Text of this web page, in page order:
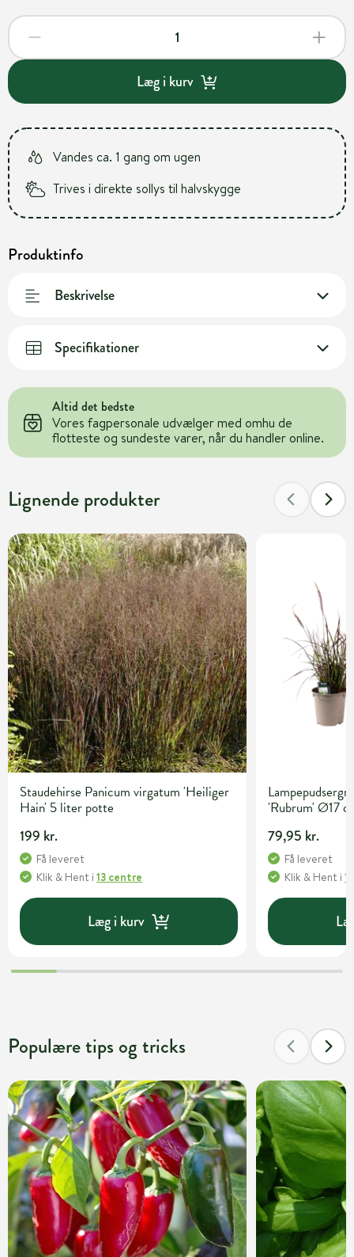
Læg i kurv
Vandes ca. 1 gang om ugen
Trives i direkte sollys til halvskygge
Produktinfo
Beskrivelse
Specifikationer
Altid det bedste
Vores fagpersonale udvælger med omhu de
flotteste og sundeste varer, når du handler online.
Lignende produkter
Staudehirse Panicum virgatum 'Heiliger
Hain' 5 liter potte
199 kr.
Få leveret
Klik & Hent i 13 centre
Læg i kurv
'Rubrum' Ø17
79,95 kr.
Få leveret
Klik & Hent i
Populære tips og tricks